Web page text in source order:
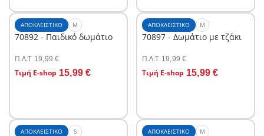
ΑΠΟΚΛΕΙΣΤΙΚΌ M
70892 - Παιδικό δωμάτιο
Π.Λ.T 19,99 €
Τιμή E-shop 15,99 €
Στο καλάθι
ΑΠΟΚΛΕΙΣΤΙΚΌ M
70897 - Δωμάτιο με τζάκι
Π.Λ.T 19,99 €
Τιμή E-shop 15,99 €
Στο καλάθι
ΑΠΟΚΛΕΙΣΤΙΚΌ S ΑΠΟΚΛΕΙΣΤΙΚΌ M